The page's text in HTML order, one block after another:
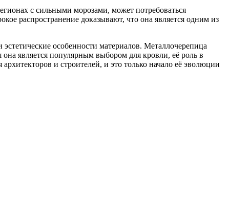
с сильными морозами, может потребоваться
распространение доказывают, что она является одним из
особенности материалов. Металлочерепица
она является популярным выбором для кровли, её роль в
и строителей, и это только начало её эволюции